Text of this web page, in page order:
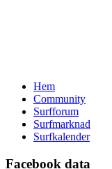
Hem
Community
Surfforum
Surfmarknad
Surfkalender
Facebook data